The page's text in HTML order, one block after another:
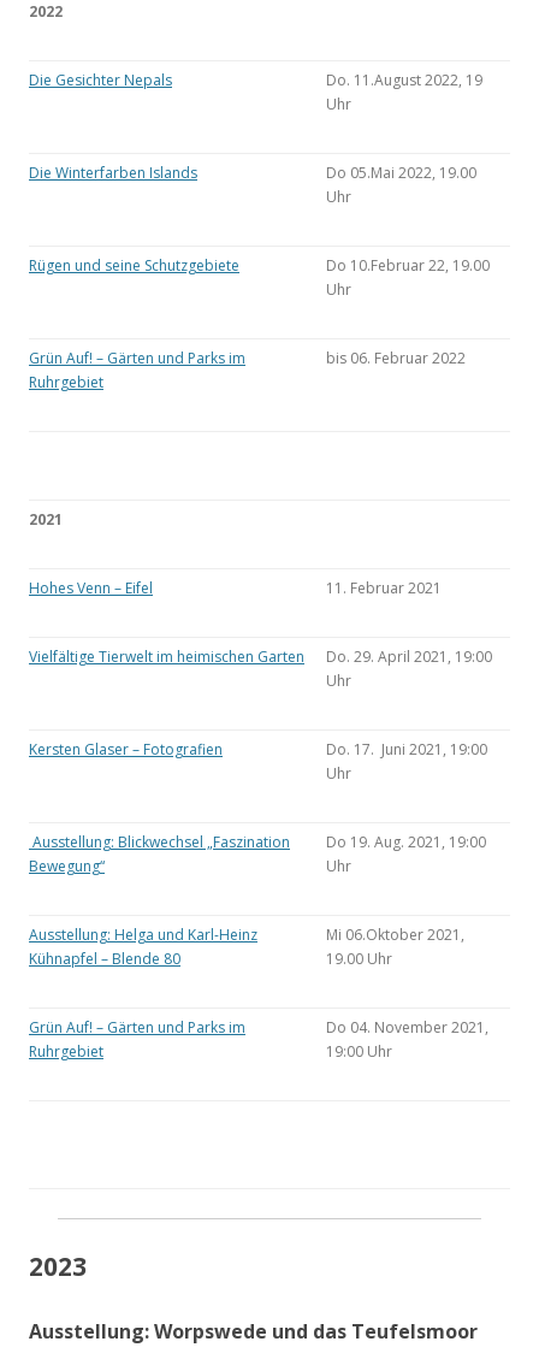
2022
Die Gesichter Nepals
Do. 11.August 2022, 19
Uhr
Die Winterfarben Islands
Do 05.Mai 2022, 19.00
Uhr
Rügen und seine Schutzgebiete
Do 10.Februar 22, 19.00
Uhr
Grün Auf! – Gärten und Parks im
Ruhrgebiet
bis 06. Februar 2022
2021
Hohes Venn – Eifel 11. Februar 2021
Vielfältige Tierwelt im heimischen Garten
Do. 29. April 2021, 19:00
Uhr
Kersten Glaser – Fotografien
Do. 17. Juni 2021, 19:00
Uhr
Ausstellung: Blickwechsel „Faszination
Bewegung“
Do 19. Aug. 2021, 19:00
Uhr
Ausstellung: Helga und Karl-Heinz
Kühnapfel – Blende 80
Mi 06.Oktober 2021,
19.00 Uhr
Grün Auf! – Gärten und Parks im
Ruhrgebiet
Do 04. November 2021,
19:00 Uhr
2023
Ausstellung: Worpswede und das Teufelsmoor